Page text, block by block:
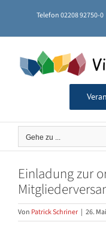
Telefon 02208 92750-0
Gehe zu ...
Einladung zur
Von Patrick Schriner | 26.